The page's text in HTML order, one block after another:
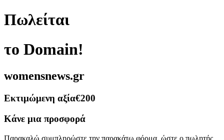
Πωλείται
το Domain!
womensnews.gr
Εκτιμώμενη αξία€200
Κάνε μια προσφορά
Παρακαλώ συμπληρώστε την παρακάτω φόρμα, ώστε ο πωλητής